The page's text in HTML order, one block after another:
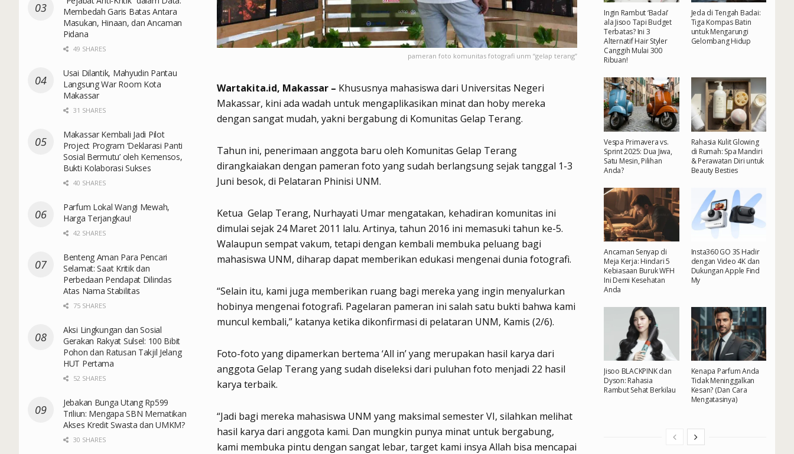
pameran foto komunitas fotografi unm “gelap terang”
Wartakita.id, Makassar – Khususnya mahasiswa dari Universitas Negeri
Makassar, kini ada wadah untuk mengaplikasikan minat dan hoby mereka
dengan sangat mudah, yakni bergabung di Komunitas Gelap Terang.
Tahun ini, penerimaan anggota baru oleh Komunitas Gelap Terang
dirangkaiakan dengan pameran foto yang sudah berlangsung sejak tanggal 1-3
Juni besok, di Pelataran Phinisi UNM.
Ketua Gelap Terang, Nurhayati Umar mengatakan, kehadiran komunitas ini
dimulai sejak 24 Maret 2011 lalu. Artinya, tahun 2016 ini memasuki tahun ke-5.
Walaupun sempat vakum, tetapi dengan kembali membuka peluang bagi
mahasiswa UNM, diharap dapat memberikan edukasi mengenai dunia fotografi.
“Selain itu, kami juga memberikan ruang bagi mereka yang ingin menyalurkan
hobinya mengenai fotografi. Pagelaran pameran ini salah satu bukti bahwa kami
muncul kembali,” katanya ketika dikonfirmasi di pelataran UNM, Kamis (2/6).
Foto-foto yang dipamerkan bertema ‘All in’ yang merupakan hasil karya dari
anggota Gelap Terang yang sudah diseleksi dari puluhan foto menjadi 22 hasil
karya terbaik.
“Jadi bagi mereka mahasiswa UNM yang maksimal semester VI, silahkan melihat
hasil karya dari anggota kami. Dan mungkin punya minat untuk bergabung,
kami membuka pintu dengan sangat lebar, target kami insya Allah bisa mencapai
Membedah Garis Batas Antara
Masukan, Hinaan, dan Ancaman
Pidana
49 SHARES
Usai Dilantik, Mahyudin Pantau
Langsung War Room Kota
Makassar
31 SHARES
Makassar Kembali Jadi Pilot
Project Program ‘Deklarasi Panti
Sosial Bermutu’ oleh Kemensos,
Bukti Kolaborasi Sukses
40 SHARES
Parfum Lokal Wangi Mewah,
Harga Terjangkau!
42 SHARES
Benteng Aman Para Pencari
Selamat: Saat Kritik dan
Perbedaan Pendapat Dilindas
Atas Nama Stabilitas
75 SHARES
Aksi Lingkungan dan Sosial
Gerakan Rakyat Sulsel: 100 Bibit
Pohon dan Ratusan Takjil Jelang
HUT Pertama
52 SHARES
Jebakan Bunga Utang Rp599
Triliun: Mengapa SBN Mematikan
Akses Kredit Swasta dan UMKM?
30 SHARES
Ingin Rambut ‘Badai’
ala Jisoo Tapi Budget
Terbatas? Ini 3
Alternatif Hair Styler
Canggih Mulai 300
Ribuan!
Jeda di Tengah Badai:
Tiga Kompas Batin
untuk Mengarungi
Gelombang Hidup
Vespa Primavera vs.
Sprint 2025: Dua Jiwa,
Satu Mesin, Pilihan
Anda?
Rahasia Kulit Glowing
di Rumah: Spa Mandiri
& Perawatan Diri untuk
Beauty Besties
Ancaman Senyap di
Meja Kerja: Hindari 5
Kebiasaan Buruk WFH
Ini Demi Kesehatan
Anda
Insta360 GO 3S Hadir
dengan Video 4K dan
Dukungan Apple Find
My
Jisoo BLACKPINK dan
Dyson: Rahasia
Rambut Sehat Berkilau
Kenapa Parfum Anda
Tidak Meninggalkan
Kesan? (Dan Cara
Mengatasinya)